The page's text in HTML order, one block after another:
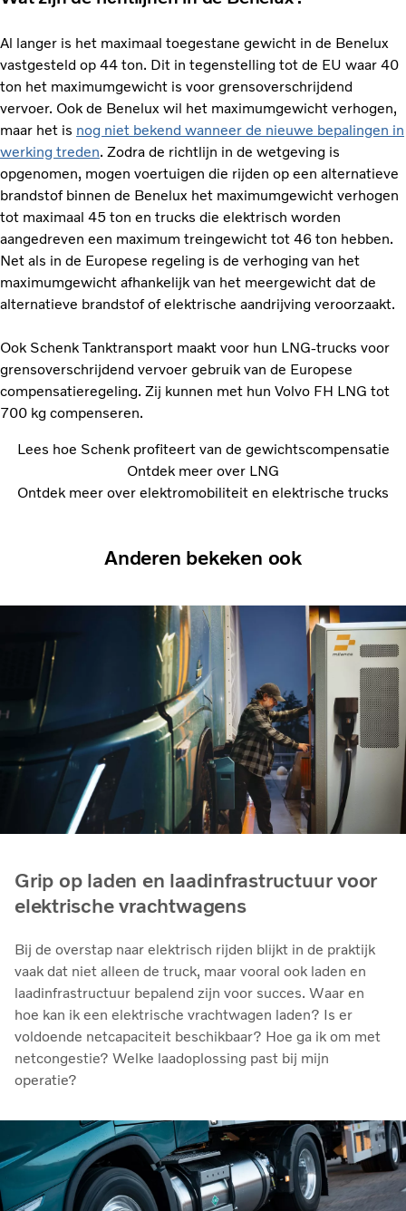
Al langer is het maximaal toegestane gewicht in de Benelux
vastgesteld op 44 ton. Dit in tegenstelling tot de EU waar 40
ton het maximumgewicht is voor grensoverschrijdend
vervoer. Ook de Benelux wil het maximumgewicht verhogen,
maar het is nog niet bekend wanneer de nieuwe bepalingen in
werking treden. Zodra de richtlijn in de wetgeving is
opgenomen, mogen voertuigen die rijden op een alternatieve
brandstof binnen de Benelux het maximumgewicht verhogen
tot maximaal 45 ton en trucks die elektrisch worden
aangedreven een maximum treingewicht tot 46 ton hebben.
Net als in de Europese regeling is de verhoging van het
maximumgewicht afhankelijk van het meergewicht dat de
alternatieve brandstof of elektrische aandrijving veroorzaakt.
Ook Schenk Tanktransport maakt voor hun LNG-trucks voor
grensoverschrijdend vervoer gebruik van de Europese
compensatieregeling. Zij kunnen met hun Volvo FH LNG tot
700 kg compenseren.
Lees hoe Schenk profiteert van de gewichtscompensatie
Ontdek meer over LNG
Ontdek meer over elektromobiliteit en elektrische trucks
Anderen bekeken ook
Grip op laden en laadinfrastructuur voor
elektrische vrachtwagens
Bij de overstap naar elektrisch rijden blijkt in de praktijk
vaak dat niet alleen de truck, maar vooral ook laden en
laadinfrastructuur bepalend zijn voor succes. Waar en
hoe kan ik een elektrische vrachtwagen laden? Is er
voldoende netcapaciteit beschikbaar? Hoe ga ik om met
netcongestie? Welke laadoplossing past bij mijn
operatie?